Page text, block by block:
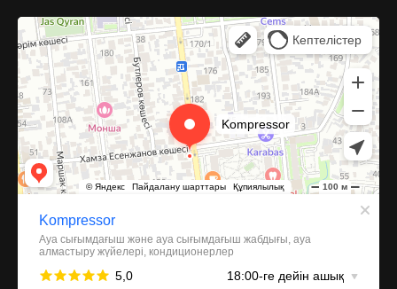
Kompressor
Компрессоры и компрессорное оборудование в Алматы
Системы вентиляции в Алматы